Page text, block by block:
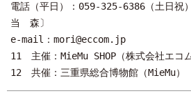
電話（平日）：059-325-6386（土日祝
当 森〕
e-mail：mori@eccom.jp
11 主催：MieMu SHOP（株式会社エコ
12 共催：三重県総合博物館（MieMu）